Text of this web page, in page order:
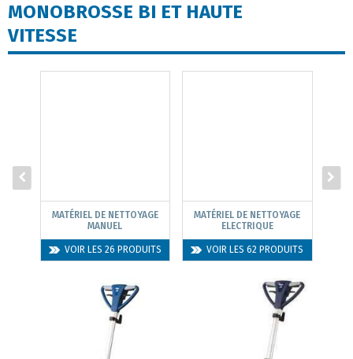
MONOBROSSE BI ET HAUTE
VITESSE
MATÉRIEL DE NETTOYAGE
MANUEL
VOIR LES 26 PRODUITS
MATÉRIEL DE NETTOYAGE
ELECTRIQUE
VOIR LES 62 PRODUITS